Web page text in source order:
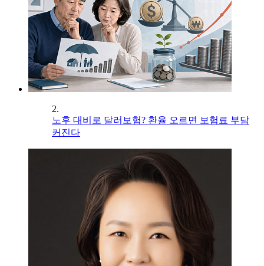
2.
노후 대비로 달러보험? 환율 오르면 보험료 부담
커진다